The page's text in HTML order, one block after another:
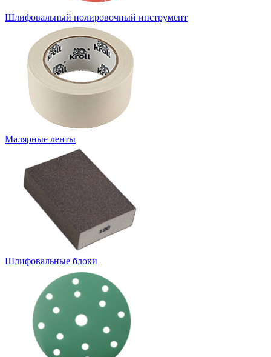
Шлифовальный полировочный инструмент
Малярные ленты
Шлифовальные блоки